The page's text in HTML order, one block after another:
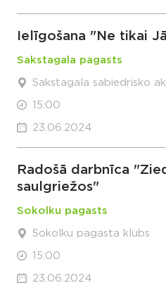
Ielīgošana "Ne tikai
Sakstagala pagasts
Sakstagala sabiedrisko
15:00
23.06.2024
Radošā darbnīca
saulgriežos"
Sokolku pagasts
Sokolku pagasta klubs
15:00
23.06.2024